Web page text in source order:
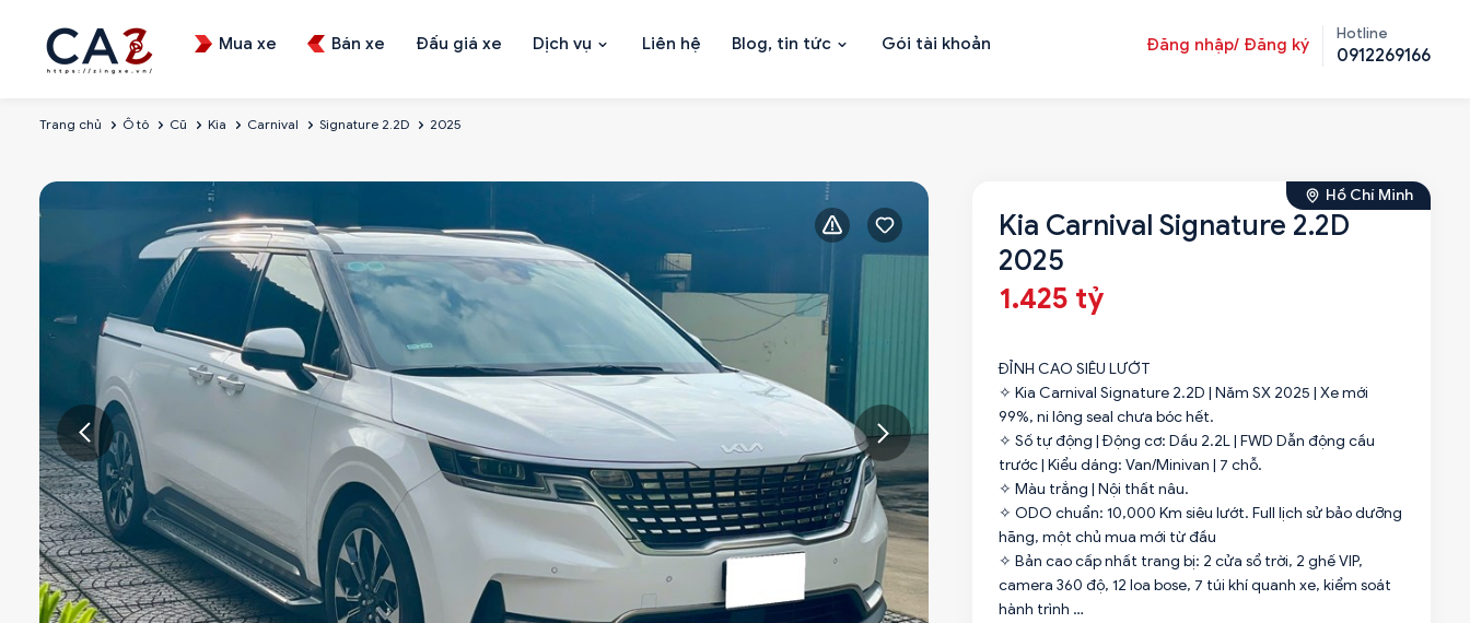
Mua xe Bán xe Đấu giá xe Dịch vụ Liên hệ Blog, tin tức Gói tài khoản Đăng nhập/ Đăng ký
Hotline
0912269166
Trang chủ Ô tô Cũ Kia Carnival Signature 2.2D 2025
Hồ Chí Minh
Kia Carnival Signature 2.2D
2025
1.425 tỷ
ĐỈNH CAO SIÊU LƯỚT
✧ Kia Carnival Signature 2.2D | Năm SX 2025 | Xe mới
99%, ni lông seal chưa bóc hết.
✧ Số tự động | Động cơ: Dầu 2.2L | FWD Dẫn động cầu
trước | Kiểu dáng: Van/Minivan | 7 chỗ.
✧ Màu trắng | Nội thất nâu.
✧ ODO chuẩn: 10,000 Km siêu lướt. Full lịch sử bảo dưỡng
hãng, một chủ mua mới từ đầu
✧ Bản cao cấp nhất trang bị: 2 cửa sổ trời, 2 ghế VIP,
camera 360 độ, 12 loa bose, 7 túi khí quanh xe, kiểm soát
hành trình …